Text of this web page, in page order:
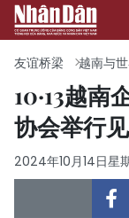
友谊桥梁 越南与
10·13越南
协会举行
2024年10月14日星